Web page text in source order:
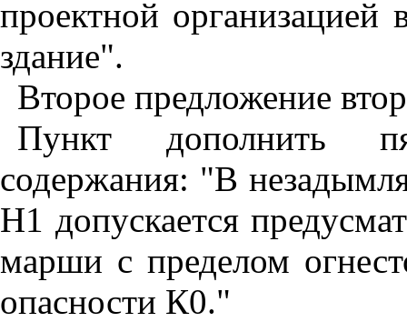
проектной организацией
здание".
Второе предложение
Пункт дополнить
содержания: "В
Н1 допускается
марши с пределом
опасности К0."